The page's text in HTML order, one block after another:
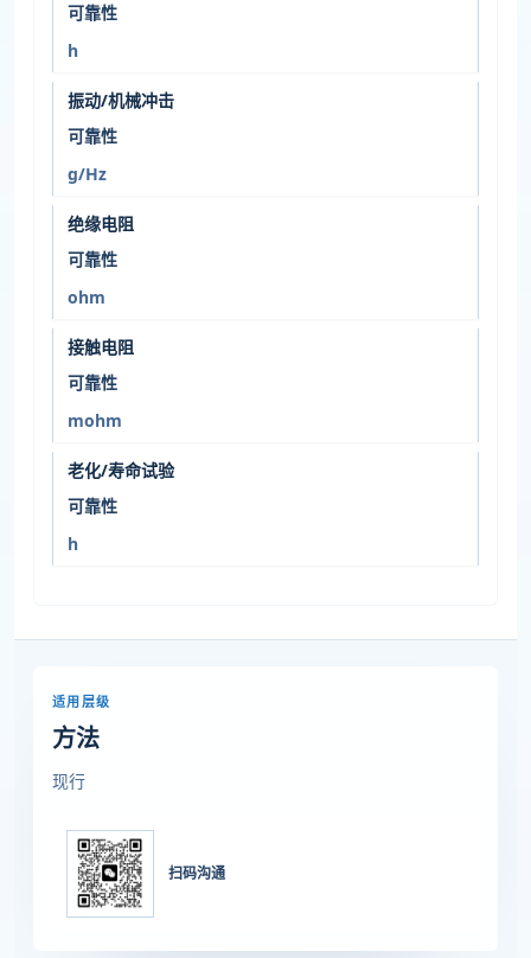
可靠性
h
振动/机械冲击
可靠性
g/Hz
绝缘电阻
可靠性
ohm
接触电阻
可靠性
mohm
老化/寿命试验
可靠性
h
适用层级
方法
现行
扫码沟通